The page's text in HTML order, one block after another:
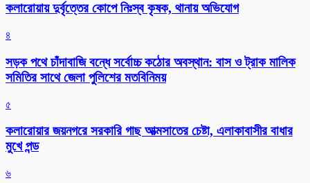
কলারোয়ায় দুর্বৃত্তের কোপে নিঃস্ব কৃষক, থানায় অভিযোগ
৪
সড়ক পথে চাঁদাবাজি বন্ধে সর্বোচ্চ কঠোর অবস্থান: বাস ও ট্রাক মালিক
সমিতির সাথে জেলা পুলিশের মতবিনিময়
৫
কলারোয়ার জয়নগরে সরকারি গাছ আত্মসাতের চেষ্টা, এলাকাবাসীর বাধার
মুখে পন্ড
৬